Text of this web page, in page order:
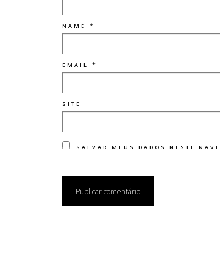
NAME *
EMAIL *
SITE
SALVAR MEUS DADOS NESTE